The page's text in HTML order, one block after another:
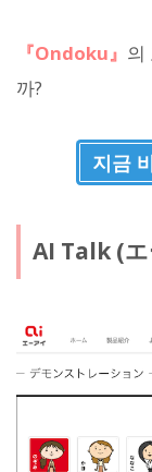
『Ondoku』 의
까?
지금
AI Talk (